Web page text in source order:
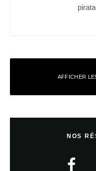
AFFICHER
NOS